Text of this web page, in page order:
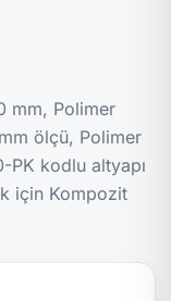
mm, Polimer
ölçü, Polimer
PK kodlu altyapı
için Kompozit